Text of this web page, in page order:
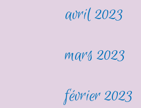
avril 2023
mars 2023
février 2023